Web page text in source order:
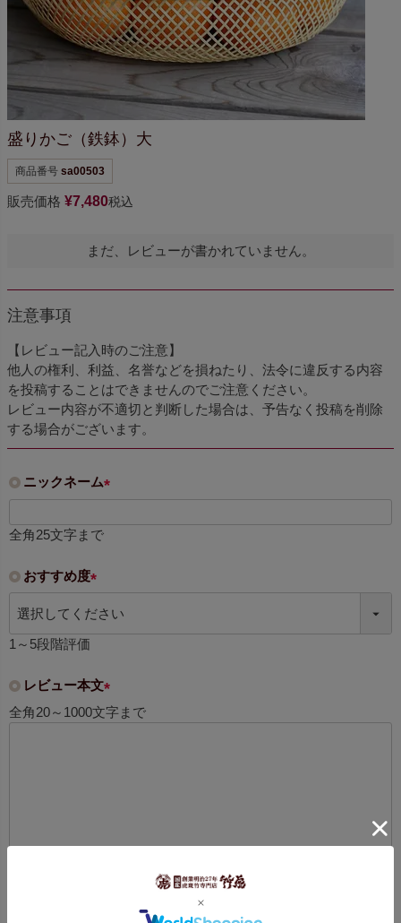
盛りかご（鉄鉢）大
商品番号 sa00503
販売価格 ¥7,480税込
まだ、レビューが書かれていません。
注意事項
【レビュー記入時のご注意】
他人の権利、利益、名誉などを損ねたり、法令に違反する内容
を投稿することはできませんのでご注意ください。
レビュー内容が不適切と判断した場合は、予告なく投稿を削除
する場合がございます。
ニックネーム
必
全角25文字まで
おすすめ度
必
1～5段階評価
レビュー本文
(
全角20～1000文字まで